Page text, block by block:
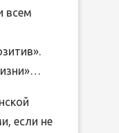
всем
если не